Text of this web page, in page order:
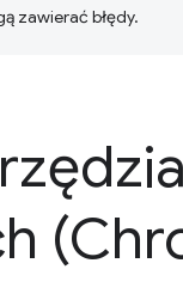
zawierać błędy.